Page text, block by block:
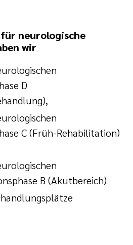
neurologische
wir
D
C (Früh-Rehabilitation)
B (Akutbereich)